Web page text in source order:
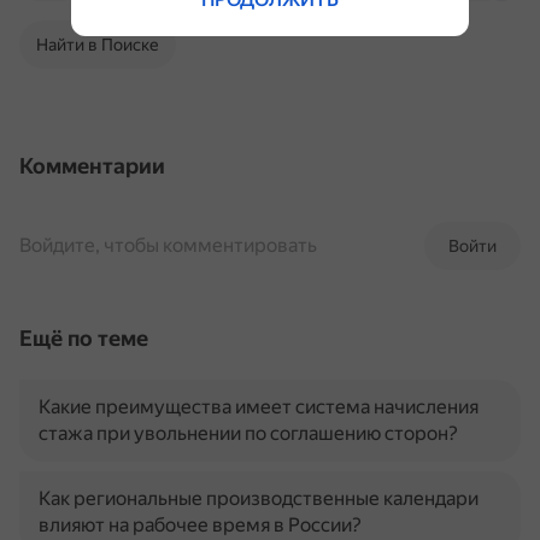
Найти в Поиске
Комментарии
Войти
Войдите, чтобы комментировать
Ещё по теме
Какие преимущества имеет система начисления
стажа при увольнении по соглашению сторон?
Как региональные производственные календари
влияют на рабочее время в России?